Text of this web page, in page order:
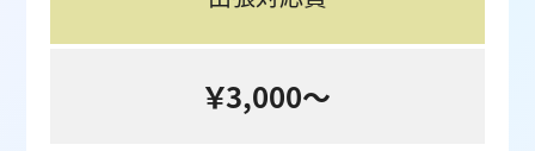
￥3,000～